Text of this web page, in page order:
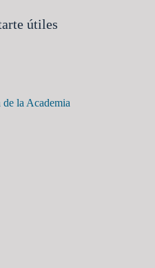
útiles
de la Academia